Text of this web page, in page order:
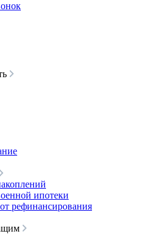
ипотеки
рефинансирования